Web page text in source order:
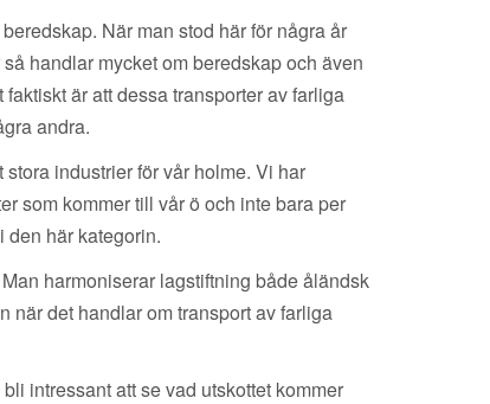
När man stod här för några år
handlar mycket om beredskap och även
är att dessa transporter av farliga
andra.
industrier för vår holme. Vi har
som kommer till vår ö och inte bara per
den här kategorin.
harmoniserar lagstiftning både åländsk
när det handlar om transport av farliga
intressant att se vad utskottet kommer